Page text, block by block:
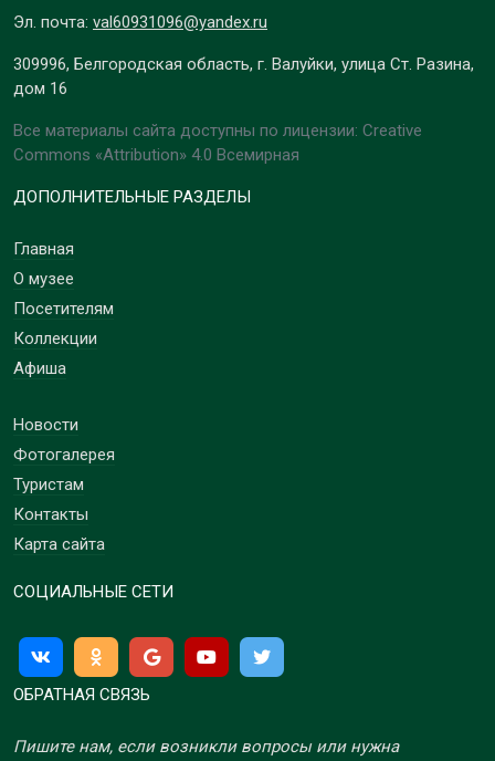
Эл. почта: val60931096@yandex.ru
309996, Белгородская область, г. Валуйки, улица Ст. Разина,
дом 16
Все материалы сайта доступны по лицензии: Creative
Commons «Attribution» 4.0 Всемирная
ДОПОЛНИТЕЛЬНЫЕ РАЗДЕЛЫ
Главная
О музее
Посетителям
Коллекции
Афиша
Новости
Фотогалерея
Туристам
Контакты
Карта сайта
СОЦИАЛЬНЫЕ СЕТИ
ОБРАТНАЯ СВЯЗЬ
Пишите нам, если возникли вопросы или нужна